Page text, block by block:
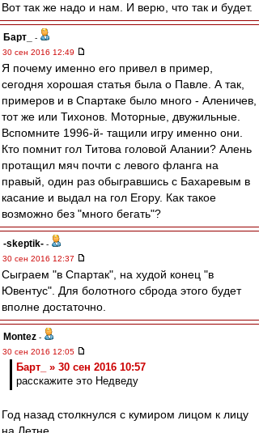
Вот так же надо и нам. И верю, что так и будет.
Барт_
-
30 сен 2016 12:49
Я почему именно его привел в пример,
сегодня хорошая статья была о Павле. А так,
примеров и в Спартаке было много - Аленичев,
тот же или Тихонов. Моторные, двужильные.
Вспомните 1996-й- тащили игру именно они.
Кто помнит гол Титова головой Алании? Алень
протащил мяч почти с левого фланга на
правый, один раз обыгравшись с Бахаревым в
касание и выдал на гол Егору. Как такое
возможно без "много бегать"?
-skeptik- -
30 сен 2016 12:37
Сыграем "в Спартак", на худой конец "в
Ювентус". Для болотного сброда этого будет
вполне достаточно.
Montez -
30 сен 2016 12:05
Барт_ » 30 сен 2016 10:57
расскажите это Недведу
Год назад столкнулся с кумиром лицом к лицу